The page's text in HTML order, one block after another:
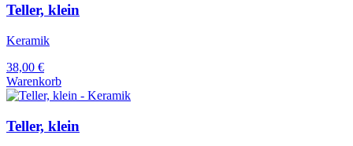
Teller, klein
Keramik
38,00 €
Warenkorb
Teller, klein